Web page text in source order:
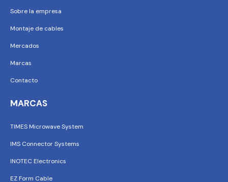
Sobre la empresa
Montaje de cables
Mercados
Marcas
Contacto
MARCAS
TIMES Microwave System
IMS Connector Systems
INOTEC Electronics
EZ Form Cable